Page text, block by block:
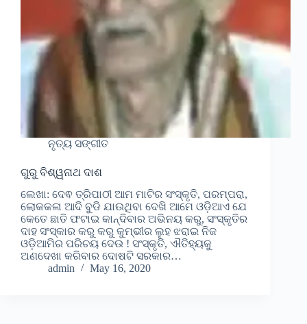
ନୃତ୍ୟ ସଙ୍ଗୀତ
ଗୁରୁ ବିଶ୍ୱନାଥ ଦାଶ
ଲେଖା: ଦେଵ ତ୍ରିପାଠୀ ଆମ ମାଟିର ସଂସ୍କୃତି, ପରମ୍ପରା,
ଲୋକକଳା ଆଦି ବୁଡି ଯାଉଥିବା ଦେଖି ଆମେ ଓଡ଼ିଆଏ ଯେ
କେତେ ଛାତି ଫଟାଇ କାନ୍ଦିବାର ଅଭିନୟ କରୁ, ସଂସ୍କୃତିର
ଦାହ ସଂସ୍କାର କରୁ କରୁ କୁମ୍ଭୀର ଲୁହ ଝରାଇ ନିଜ
ଓଡ଼ିଆମିର ପରିଚୟ ଦେଉ ! ସଂସ୍କୃତି, ଐତିହ୍ୟକୁ
ଅଣଦେଖା କରିବାର ଦୋଷଟି ସରକାର…
admin
May 16, 2020